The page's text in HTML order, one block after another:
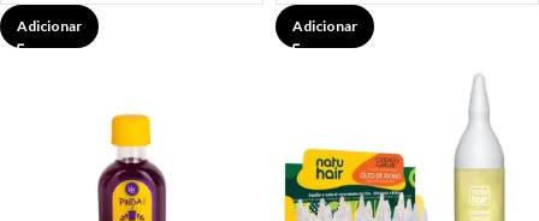
Adicionar Adicionar